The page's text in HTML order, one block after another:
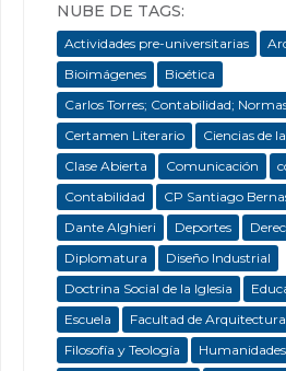
NUBE DE TAGS:
Actividades pre-universitarias
Bioimágenes
Bioética
Carlos Torres; Contabilidad;
Certamen Literario
Ciencias de
Clase Abierta
Comunicación
Contabilidad
CP Santiago
Dante Alghieri
Deportes
Diplomatura
Diseño Industrial
Doctrina Social de la Iglesia
Escuela
Facultad de Arquitectura
Filosofía y Teología
Humanidades